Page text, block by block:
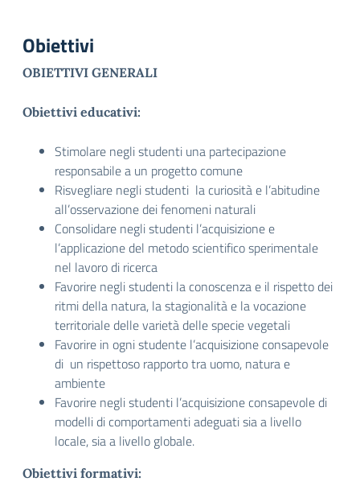
Obiettivi
OBIETTIVI GENERALI
Obiettivi educativi:
Stimolare negli studenti una partecipazione
responsabile a un progetto comune
Risvegliare negli studenti la curiosità e l’abitudine
all’osservazione dei fenomeni naturali
Consolidare negli studenti l’acquisizione e
l’applicazione del metodo scientifico sperimentale
nel lavoro di ricerca
Favorire negli studenti la conoscenza e il rispetto dei
ritmi della natura, la stagionalità e la vocazione
territoriale delle varietà delle specie vegetali
Favorire in ogni studente l’acquisizione consapevole
di un rispettoso rapporto tra uomo, natura e
ambiente
Favorire negli studenti l’acquisizione consapevole di
modelli di comportamenti adeguati sia a livello
locale, sia a livello globale.
Obiettivi formativi: